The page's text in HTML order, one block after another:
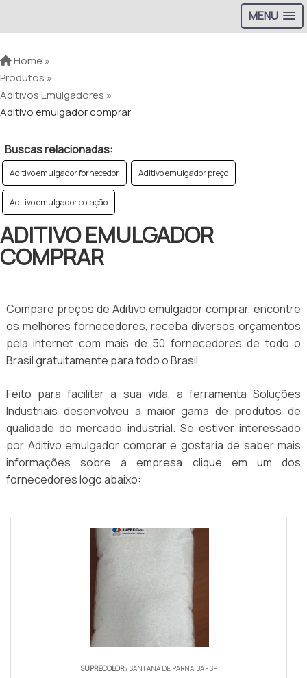
MENU
Home »
Produtos »
Aditivos Emulgadores »
Aditivo emulgador comprar
Buscas relacionadas:
Aditivo emulgador fornecedor Aditivo emulgador preço
Aditivo emulgador cotação
ADITIVO EMULGADOR
COMPRAR
Compare preços de Aditivo emulgador comprar, encontre
os melhores fornecedores, receba diversos orçamentos
pela internet com mais de 50 fornecedores de todo o
Brasil gratuitamente para todo o Brasil
Feito para facilitar a sua vida, a ferramenta Soluções
Industriais desenvolveu a maior gama de produtos de
qualidade do mercado industrial. Se estiver interessado
por Aditivo emulgador comprar e gostaria de saber mais
informações sobre a empresa clique em um dos
fornecedores logo abaixo:
SUPRECOLOR/ SANTANA DE PARNAÍBA - SP